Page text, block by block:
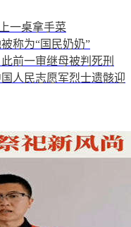
一桌拿手菜
称为“国民奶奶”
前一审继母被判死刑
人民志愿军烈士遗骸迎